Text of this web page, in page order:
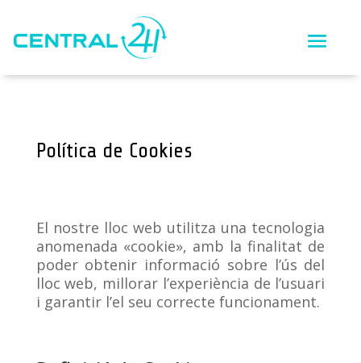
Política de Cookies
El nostre lloc web utilitza una tecnologia
anomenada «cookie», amb la finalitat de
poder obtenir informació sobre l’ús del
lloc web, millorar l’experiència de l’usuari
i garantir l’el seu correcte funcionament.